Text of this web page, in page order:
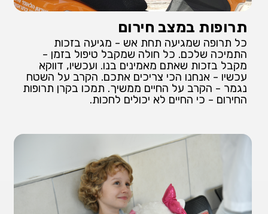
תרופות במצב חירום
כל תרופה שמגיעה תחת אש - מגיעה בזכות
התמיכה שלכם. כל חולה שמקבל טיפול בזמן -
מקבל בזכות שאתם מאמינים בנו. ועכשיו, דווקא
עכשיו - אנחנו הכי צריכים אתכם. הקרב על השטח
נגמר - הקרב על החיים ממשיך. תמכו בקרן תרופות
החירום - כי החיים לא יכולים לחכות.